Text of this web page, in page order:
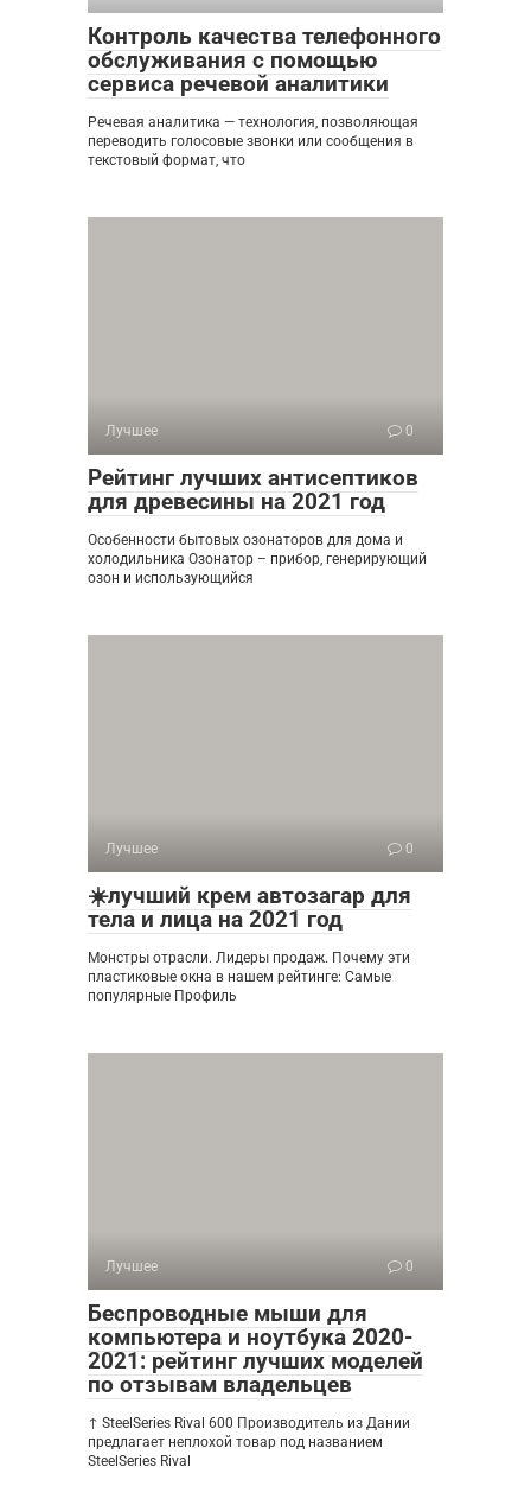
Контроль качества телефонного
обслуживания с помощью
сервиса речевой аналитики
Речевая аналитика — технология, позволяющая
переводить голосовые звонки или сообщения в
текстовый формат, что
Лучшее 0
Рейтинг лучших антисептиков
для древесины на 2021 год
Особенности бытовых озонаторов для дома и
холодильника Озонатор – прибор, генерирующий
озон и использующийся
Лучшее 0
☀️лучший крем автозагар для
тела и лица на 2021 год
Монстры отрасли. Лидеры продаж. Почему эти
пластиковые окна в нашем рейтинге: Самые
популярные Профиль
Лучшее 0
Беспроводные мыши для
компьютера и ноутбука 2020-
2021: рейтинг лучших моделей
по отзывам владельцев
↑ SteelSeries Rival 600 Производитель из Дании
предлагает неплохой товар под названием
SteelSeries Rival